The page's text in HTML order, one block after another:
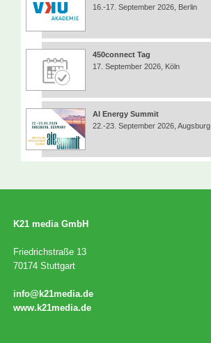
16.-17. September 2026, Berlin
450connect Tag
17. September 2026, Köln
AI Energy Summit
22.-23. September 2026, Augsburg
K21 media GmbH
Friedrichstraße 13
70174 Stuttgart
info@k21media.de
www.k21media.de